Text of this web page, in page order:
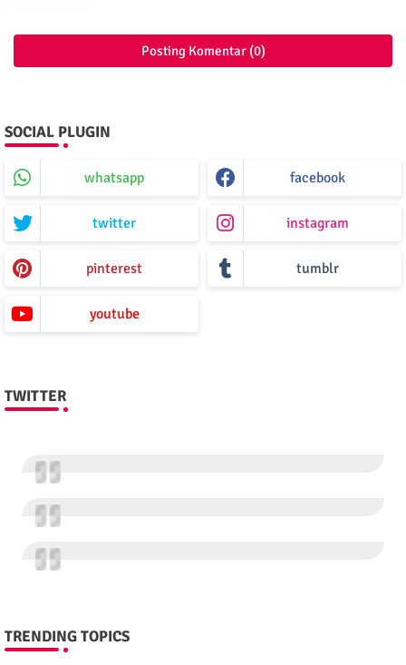
Posting Komentar (0)
SOCIAL PLUGIN
whatsapp facebook
twitter instagram
pinterest tumblr
youtube
TWITTER
TRENDING TOPICS